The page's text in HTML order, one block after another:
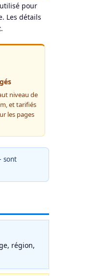
pour
Les détails
niveau de
et tarifiés
les pages
sont
région,